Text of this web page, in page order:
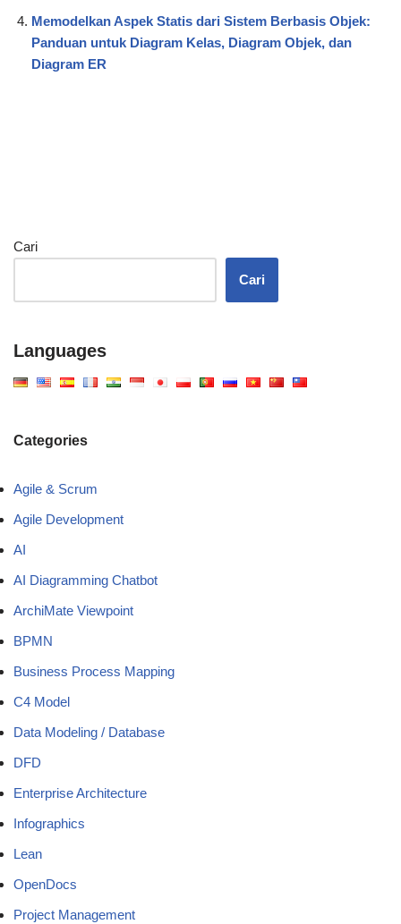
Memodelkan Aspek Statis dari Sistem Berbasis Objek:
Panduan untuk Diagram Kelas, Diagram Objek, dan
Diagram ER
Cari
Cari
Languages
Categories
Agile & Scrum
Agile Development
AI
AI Diagramming Chatbot
ArchiMate Viewpoint
BPMN
Business Process Mapping
C4 Model
Data Modeling / Database
DFD
Enterprise Architecture
Infographics
Lean
OpenDocs
Project Management